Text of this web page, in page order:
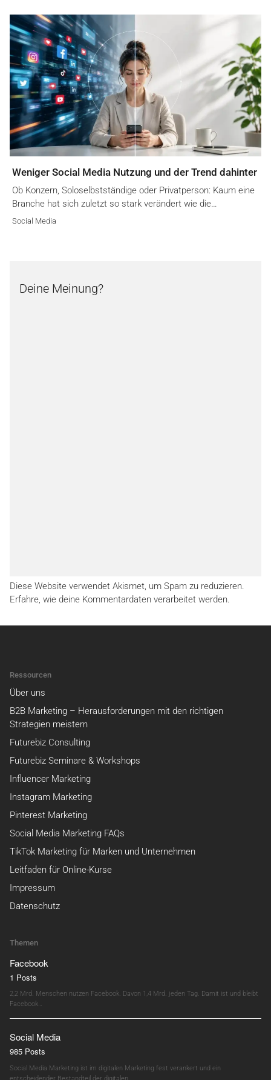
Weniger Social Media Nutzung und der Trend dahinter
Ob Konzern, Soloselbstständige oder Privatperson: Kaum eine
Branche hat sich zuletzt so stark verändert wie die…
Social Media
Deine Meinung?
Diese Website verwendet Akismet, um Spam zu reduzieren.
Erfahre, wie deine Kommentardaten verarbeitet werden.
Ressourcen
Über uns
B2B Marketing – Herausforderungen mit den richtigen
Strategien meistern
Futurebiz Consulting
Futurebiz Seminare & Workshops
Influencer Marketing
Instagram Marketing
Pinterest Marketing
Social Media Marketing FAQs
TikTok Marketing für Marken und Unternehmen
Leitfaden für Online-Kurse
Impressum
Datenschutz
Themen
Facebook
1 Posts
2,2 Mrd. Menschen nutzen Facebook. Davon 1,4 Mrd. jeden Tag. Damit ist und bleibt
Facebook…
Social Media
985 Posts
Social Media Marketing ist im digitalen Marketing fest verankert und ein
entscheidender Bestandteil der digitalen…